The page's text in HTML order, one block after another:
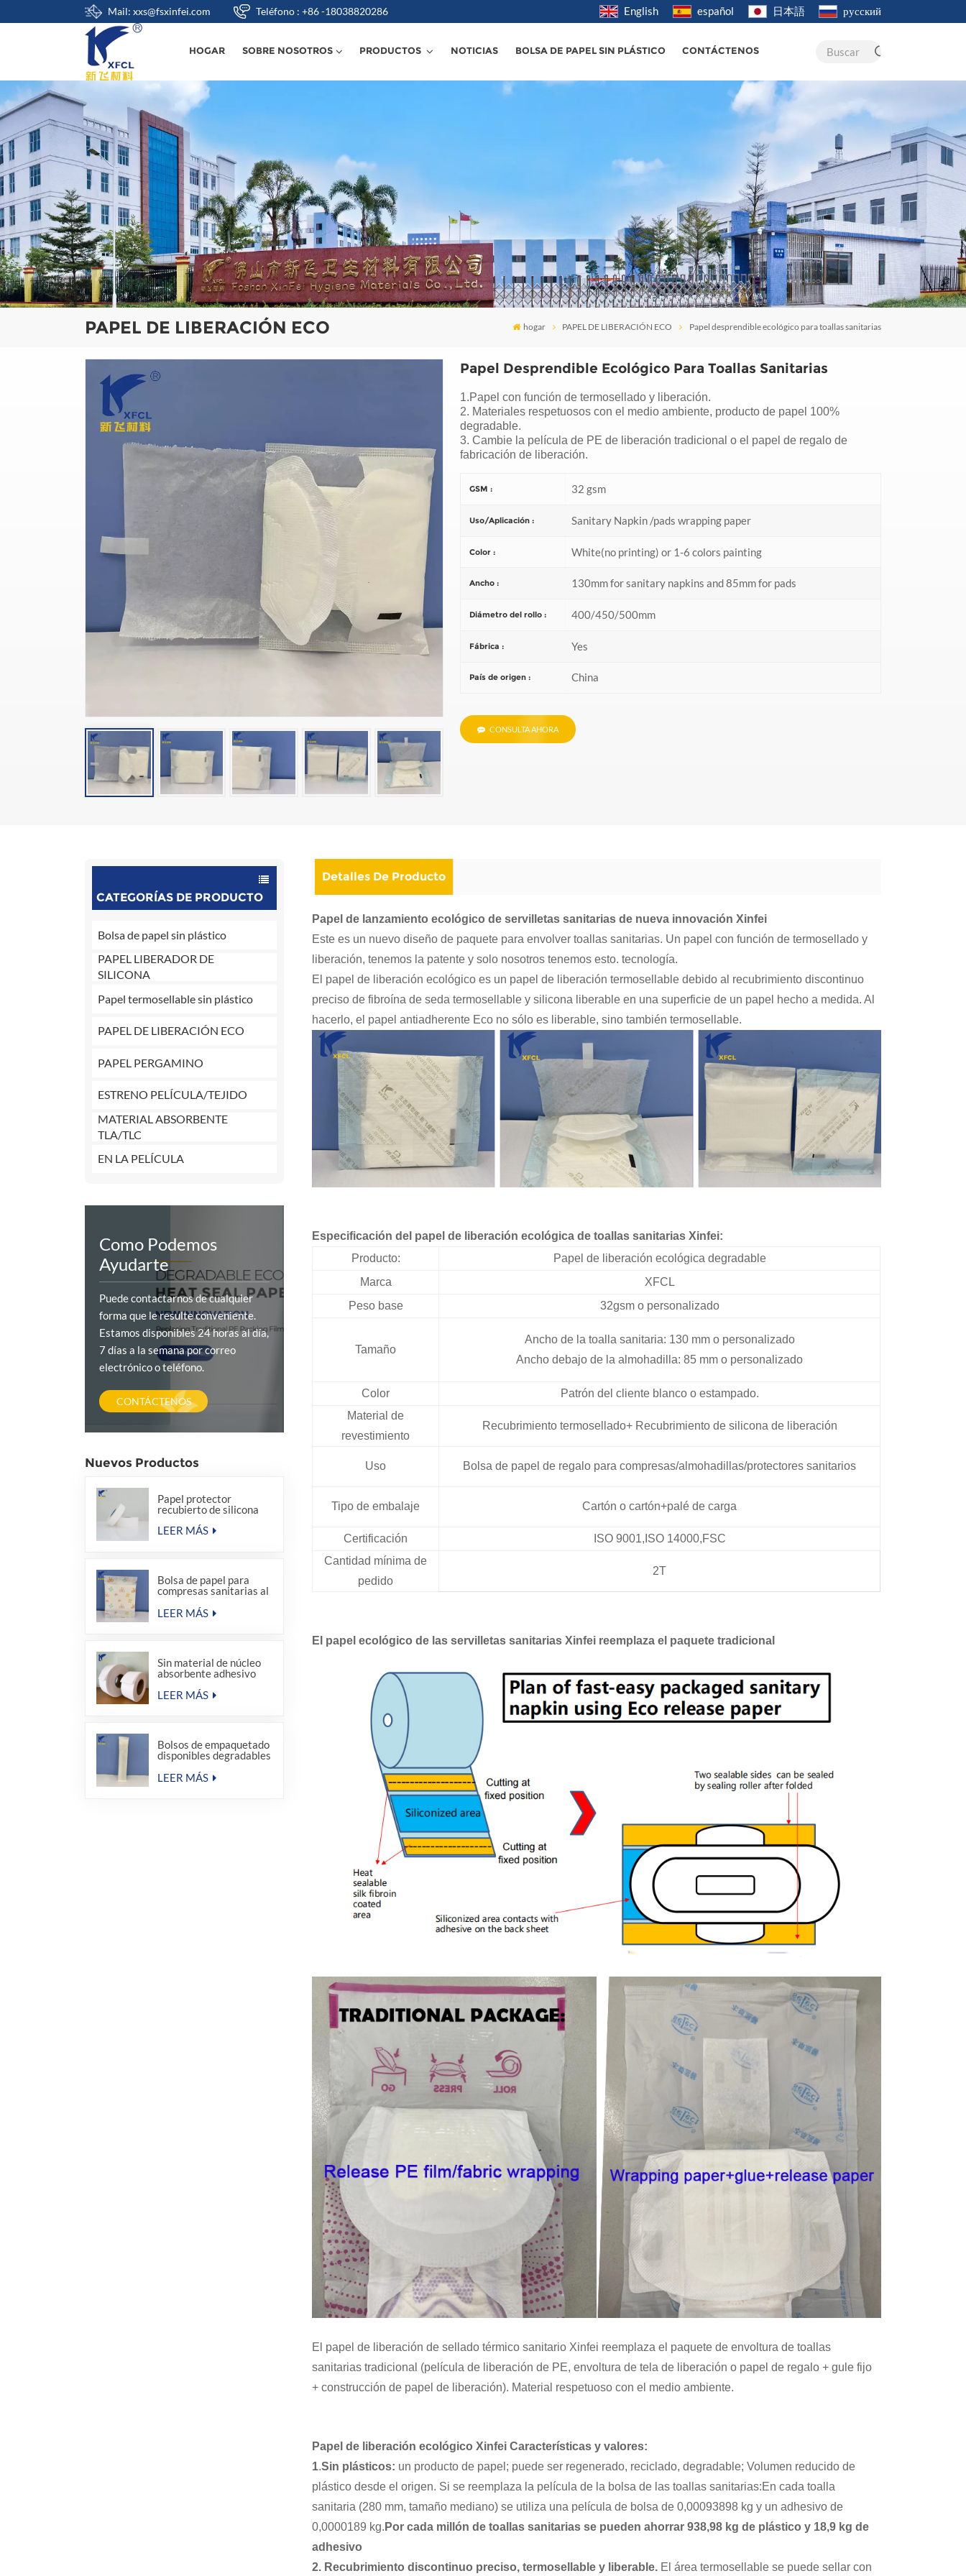
Mail: xxs@fsxinfei.com Teléfono : +86 -18038820286 English español 日本語 русский
HOGAR SOBRE NOSOTROS PRODUCTOS NOTICIAS BOLSA DE PAPEL SIN PLÁSTICO CONTÁCTENOS Buscar
PAPEL DE LIBERACIÓN ECO hogar PAPEL DE LIBERACIÓN ECO Papel desprendible ecológico para toallas sanitarias
Papel Desprendible Ecológico Para Toallas Sanitarias
1.Papel con función de termosellado y liberación.
2. Materiales respetuosos con el medio ambiente, producto de papel 100%
degradable.
3. Cambie la película de PE de liberación tradicional o el papel de regalo de
fabricación de liberación.
GSM : 32 gsm
Uso/Aplicación : Sanitary Napkin /pads wrapping paper
Color : White(no printing) or 1-6 colors painting
Ancho : 130mm for sanitary napkins and 85mm for pads
Diámetro del rollo : 400/450/500mm
Fábrica : Yes
País de origen : China
CONSULTA AHORA
CATEGORÍAS DE PRODUCTO
Bolsa de papel sin plástico
PAPEL LIBERADOR DE
SILICONA
Papel termosellable sin plástico
PAPEL DE LIBERACIÓN ECO
PAPEL PERGAMINO
ESTRENO PELÍCULA/TEJIDO
MATERIAL ABSORBENTE
TLA/TLC
EN LA PELÍCULA
Como Podemos
Ayudarte
Puede contactarnos de cualquier
forma que le resulte conveniente.
Estamos disponibles 24 horas al día,
7 días a la semana por correo
electrónico o teléfono.
CONTÁCTENOS
Nuevos Productos
Papel protector
recubierto de silicona
LEER MÁS
Bolsa de papel para
compresas sanitarias al
LEER MÁS
Sin material de núcleo
absorbente adhesivo
compresas sanitarias
LEER MÁS
Bolsos de empaquetado
disponibles degradables
del sellado caliente del
equipo de amenidad del
LEER MÁS
Detalles De Producto
Papel de lanzamiento ecológico de servilletas sanitarias de nueva innovación Xinfei
Este es un nuevo diseño de paquete para envolver toallas sanitarias. Un papel con función de termosellado y
liberación, tenemos la patente y solo nosotros tenemos esto.tecnología.
El papel de liberación ecológico es un papel de liberación termosellable debido al recubrimiento discontinuo
preciso de fibroína de seda termosellable y silicona liberable en una superficie de un papel hecho a medida. Al
hacerlo, el papel antiadherente Eco no sólo es liberable, sino también termosellable.
Especificación del papel de liberación ecológica de toallas sanitarias Xinfei:
Producto:
Papel de liberación ecológica degradable
Marca
XFCL
Peso base
32gsm o personalizado
Tamaño
Ancho de la toalla sanitaria: 130 mm o personalizado
Ancho debajo de la almohadilla: 85 mm o personalizado
Color
Patrón del cliente blanco o estampado.
Material de
revestimiento
Recubrimiento termosellado+ Recubrimiento de silicona de liberación
Uso Bolsa de papel de regalo para compresas/almohadillas/protectores sanitarios
Tipo de embalaje Cartón o cartón+palé de carga
Certificación
ISO 9001,ISO 14000,FSC
Cantidad mínima de
pedido
2T
El papel ecológico de las servilletas sanitarias Xinfei reemplaza el paquete tradicional
El papel de liberación de sellado térmico sanitario Xinfei reemplaza el paquete de envoltura de toallas
sanitarias tradicional (película de liberación de PE, envoltura de tela de liberación o papel de regalo + gule fijo
+ construcción de papel de liberación). Material respetuoso con el medio ambiente.
Papel de liberación ecológico XinfeiCaracterísticas y valores:
1.Sin plásticos: un producto de papel; puede ser regenerado, reciclado, degradable; Volumen reducido de
plástico desde el origen. Si se reemplaza la película de la bolsa de las toallas sanitarias:En cada toalla
sanitaria (280 mm, tamaño mediano) se utiliza una película de bolsa de 0,00093898 kg y un adhesivo de
0,0000189 kg. Por cada millón de toallas sanitarias se pueden ahorrar 938,98 kg de plástico y 18,9 kg de
adhesivo
2. Recubrimiento discontinuo preciso, termosellable y liberable. El área termosellable se puede sellar con